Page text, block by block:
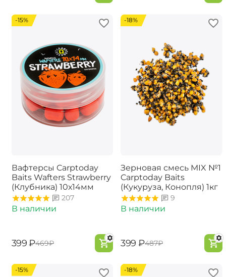
-15%
Вафтерсы Carptoday
Baits Wafters Strawberry
(Клубника) 10х14мм
207
В наличии
‍399‍ ₽‍469‍₽
-18%
Зерновая смесь MIX №1
Carptoday Baits
(Кукуруза, Конопля) 1кг
9
В наличии
‍399‍ ₽‍487‍₽
-15% -18%